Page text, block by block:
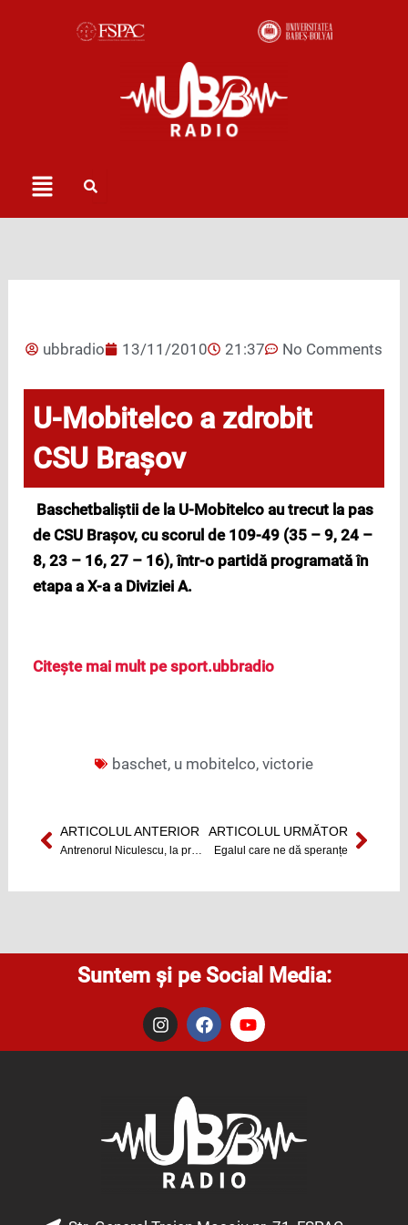
Menu
ubbradio 13/11/2010 21:37 No Comments
U-Mobitelco a zdrobit
CSU Brașov
Baschetbaliștii de la U-Mobitelco au trecut la pas
de CSU Brașov, cu scorul de 109-49 (35 – 9, 24 –
8, 23 – 16, 27 – 16), într-o partidă programată în
etapa a X-a a Diviziei A.
Citește mai mult pe sport.ubbradio
baschet, u mobitelco, victorie
Prev
ARTICOLUL ANTERIOR ARTICOLUL URMĂTOR
Egalul care ne dă speranțeNext
Suntem și pe Social Media:
I
n
s
m
F
a
c
o
k
Y
o
u
e